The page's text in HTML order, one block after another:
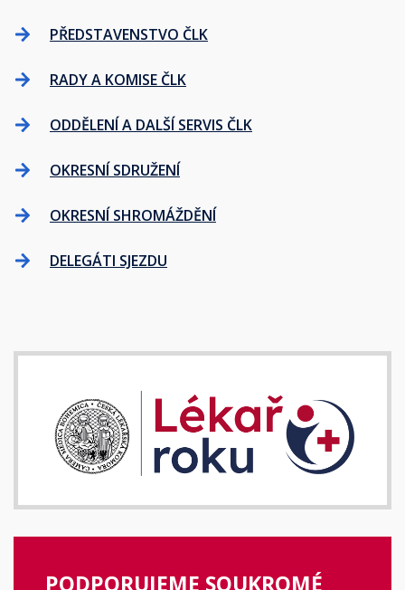
PŘEDSTAVENSTVO ČLK
RADY A KOMISE ČLK
ODDĚLENÍ A DALŠÍ SERVIS ČLK
OKRESNÍ SDRUŽENÍ
OKRESNÍ SHROMÁŽDĚNÍ
DELEGÁTI SJEZDU
PODPORUJEME SOUKROMÉ